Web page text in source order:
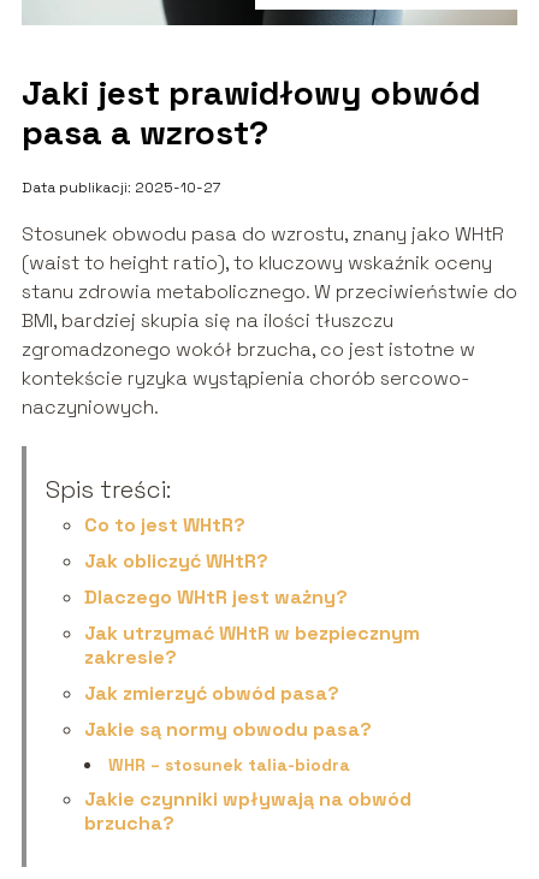
Jaki jest prawidłowy obwód
pasa a wzrost?
Data publikacji: 2025-10-27
Stosunek obwodu pasa do wzrostu, znany jako WHtR
(waist to height ratio), to kluczowy wskaźnik oceny
stanu zdrowia metabolicznego. W przeciwieństwie do
BMI, bardziej skupia się na ilości tłuszczu
zgromadzonego wokół brzucha, co jest istotne w
kontekście ryzyka wystąpienia chorób sercowo-
naczyniowych.
Spis treści:
Co to jest WHtR?
Jak obliczyć WHtR?
Dlaczego WHtR jest ważny?
Jak utrzymać WHtR w bezpiecznym
zakresie?
Jak zmierzyć obwód pasa?
Jakie są normy obwodu pasa?
WHR – stosunek talia-biodra
Jakie czynniki wpływają na obwód
brzucha?